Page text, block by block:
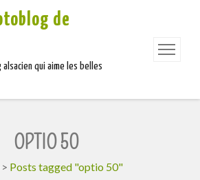
de
qui aime les belles
OPTIO 50
Posts tagged "optio 50"